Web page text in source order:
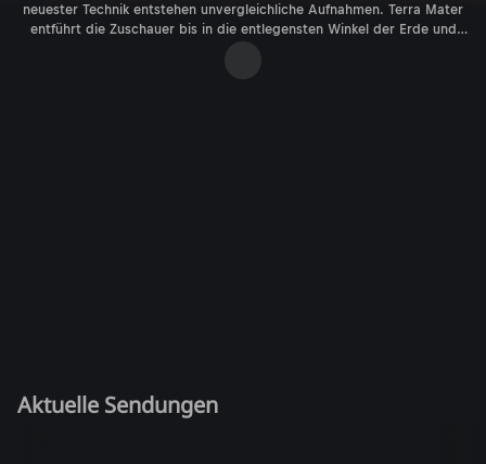
neuester Technik entstehen unvergleichliche Aufnahmen. Terra Mater
entführt die Zuschauer bis in die entlegensten Winkel der Erde und
bringt faszinierende Lebensräume beinahe spürbar nah. Die besten
Sendungen bei ServusTV On.
Aktuelle Sendungen